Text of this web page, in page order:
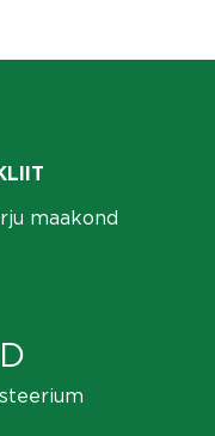
maakond